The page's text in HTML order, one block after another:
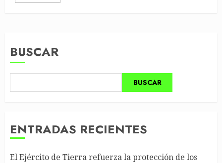
BUSCAR
BUSCAR
ENTRADAS RECIENTES
El Ejército de Tierra refuerza la protección de los